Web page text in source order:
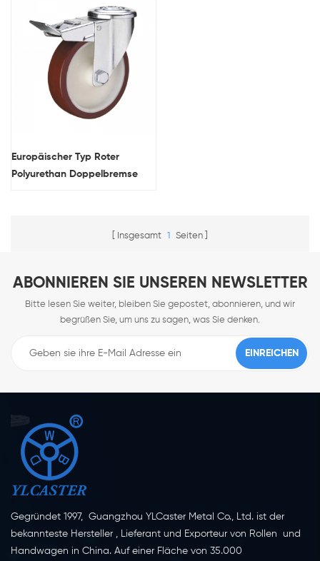
Europäischer Typ Roter
Polyurethan Doppelbremse
Insgesamt 1 Seiten
ABONNIEREN SIE UNSEREN NEWSLETTER
Bitte lesen Sie weiter, bleiben Sie gepostet, abonnieren, und wir
begrüßen Sie, um uns zu sagen, was Sie denken.
Gegründet 1997, Guangzhou YLCaster Metal Co., Ltd. ist der
bekannteste Hersteller , Lieferant und Exporteur von Rollen und
Handwagen in China. Auf einer Fläche von 35.000